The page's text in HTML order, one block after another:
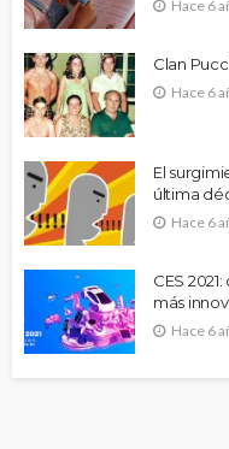
Hace 6
Clan
Hace 6
El
última
Hace 6
CES
más
Hace 6